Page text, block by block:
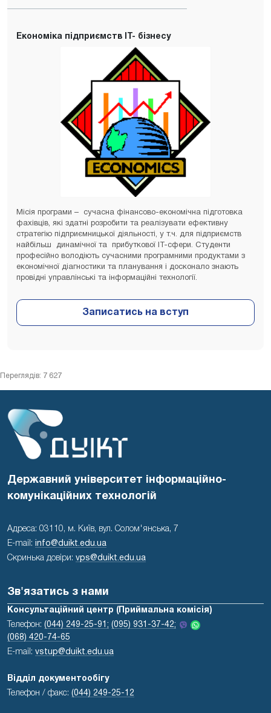
Економіка підприємств IT- бізнесу
Місія програми – сучасна фінансово-економічна підготовка
фахівців, які здатні розробити та реалізувати ефективну
стратегію підприємницької діяльності, у т.ч. для підприємств
найбільш динамічної та прибуткової ІТ-сфери. Студенти
професійно володіють сучасними програмними продуктами з
економічної діагностики та планування і досконало знають
провідні управлінські та інформаційні технології.
Переглядів: 7 627
Державний університет інформаційно-
комунікаційних технологій
Адреса: 03110, м. Київ, вул. Солом'янська, 7
E-mail:
info@duikt.edu.ua
Скринька довіри: vps@duikt.edu.ua
Зв'язатись з нами
Консультаційний центр (Приймальна комісія)
Телефон: (044) 249-25-91; (095) 931-37-42;
(068) 420-74-65
E-mail: vstup@duikt.edu.ua
Відділ документообігу
Телефон / факс: (044) 249-25-12